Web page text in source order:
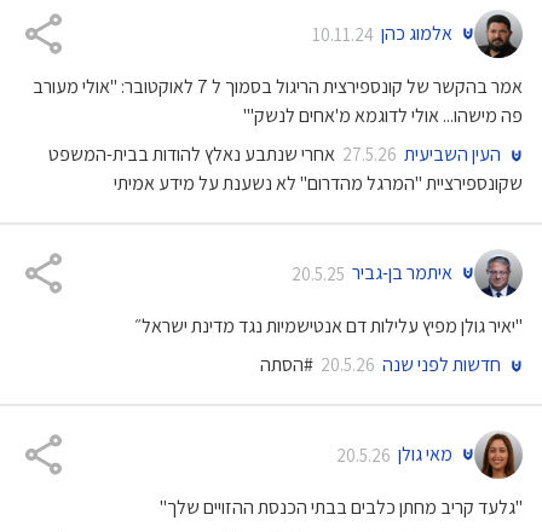
אלמוג כהן 10.11.24
אמר בהקשר של קונספירצית הריגול בסמוך ל 7 לאוקטובר: "אולי מעורב
פה מישהו... אולי לדוגמא מ'אחים לנשק'"
העין השביעית 27.5.26 אחרי שנתבע נאלץ להודות בבית-המשפט
שקונספירציית "המרגל מהדרום" לא נשענת על מידע אמיתי
איתמר בן-גביר 20.5.25
"יאיר גולן מפיץ עלילות דם אנטישמיות נגד מדינת ישראל״
חדשות לפני שנה 20.5.26 #הסתה
מאי גולן 20.5.26
"גלעד קריב מחתן כלבים בבתי הכנסת ההזויים שלך"